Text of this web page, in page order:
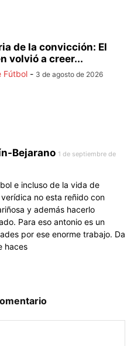
de la convicción: El
volvió a creer...
Fútbol - 3 de agosto de 2026
Bejarano 1 de septiembre de
e incluso de la vida de
no esta reñido con
y además hacerlo
Para eso antonio es un
por ese enorme trabajo. Da
haces